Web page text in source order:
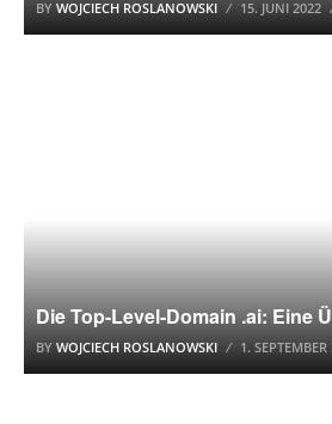
BY WOJCIECH ROSLANOWSKI 15. JUNI 2022
Die Top-Level-Domain .ai: Eine
BY WOJCIECH ROSLANOWSKI 1.